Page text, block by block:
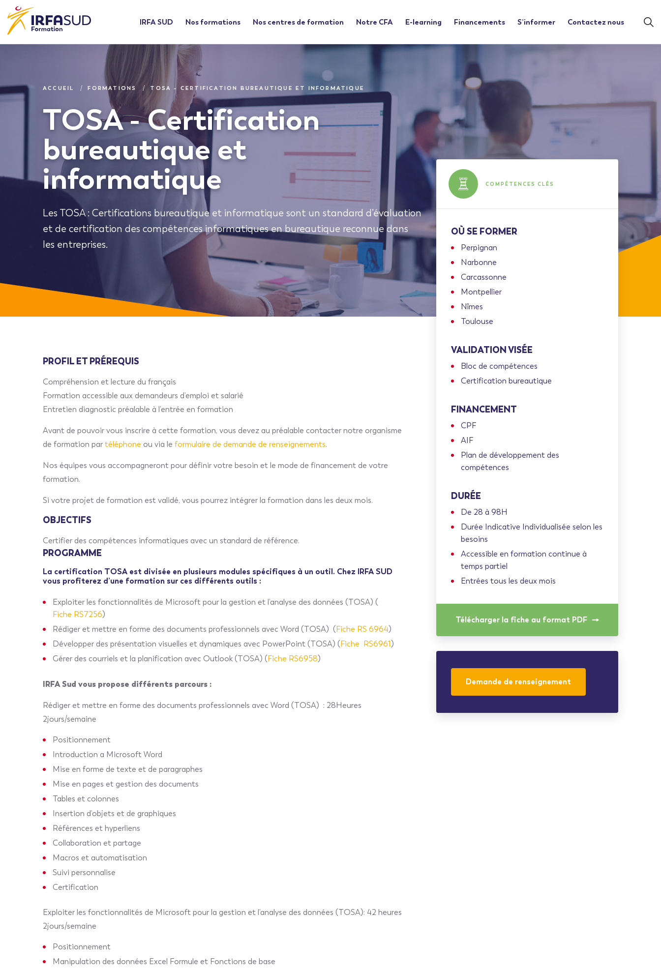
IRFA SUD Nos formations Nos centres de formation Notre CFA E-learning Financements S’informer Contactez nous
ACCUEIL FORMATIONS TOSA – CERTIFICATION BUREAUTIQUE ET INFORMATIQUE
TOSA - Certification
bureautique et
informatique
Les TOSA : Certifications bureautique et informatique sont un standard d’évaluation
et de certification des compétences informatiques en bureautique reconnue dans
les entreprises.
PROFIL ET PRÉREQUIS
Compréhension et lecture du français
Formation accessible aux demandeurs d’emploi et salarié
Entretien diagnostic préalable à l’entrée en formation
Avant de pouvoir vous inscrire à cette formation, vous devez au préalable contacter notre organisme
de formation par téléphone ou via le formulaire de demande de renseignements.
Nos équipes vous accompagneront pour définir votre besoin et le mode de financement de votre
formation.
Si votre projet de formation est validé, vous pourrez intégrer la formation dans les deux mois.
OBJECTIFS
Certifier des compétences informatiques avec un standard de référence.
PROGRAMME
La certification TOSA est divisée en plusieurs modules spécifiques à un outil. Chez IRFA SUD
vous profiterez d’une formation sur ces différents outils :
Exploiter les fonctionnalités de Microsoft pour la gestion et l’analyse des données (TOSA) (
Fiche RS7256)
Rédiger et mettre en forme des documents professionnels avec Word (TOSA) ( Fiche RS 6964)
Développer des présentation visuelles et dynamiques avec PowerPoint (TOSA) ( Fiche RS6961 )
Gérer des courriels et la planification avec Outlook (TOSA) ( Fiche RS6958)
IRFA Sud vous propose différents parcours :
Rédiger et mettre en forme des documents professionnels avec Word (TOSA) : 28Heures
2jours/semaine
Positionnement
Introduction a Microsoft Word
Mise en forme de texte et de paragraphes
Mise en pages et gestion des documents
Tables et colonnes
Insertion d’objets et de graphiques
Références et hyperliens
Collaboration et partage
Macros et automatisation
Suivi personnalise
Certification
Exploiter les fonctionnalités de Microsoft pour la gestion et l’analyse des données (TOSA): 42 heures
2jours/semaine
Positionnement
Manipulation des données Excel Formule et Fonctions de base
COMPÉTENCES CLÉS
OÙ SE FORMER
Perpignan
Narbonne
Carcassonne
Montpellier
Nîmes
Toulouse
VALIDATION VISÉE
Bloc de compétences
Certification bureautique
FINANCEMENT
CPF
AIF
Plan de développement des
compétences
DURÉE
De 28 à 98H
Durée Indicative Individualisée selon les
besoins
Accessible en formation continue à
temps partiel
Entrées tous les deux mois
Télécharger la fiche au format PDF
Demande de renseignement